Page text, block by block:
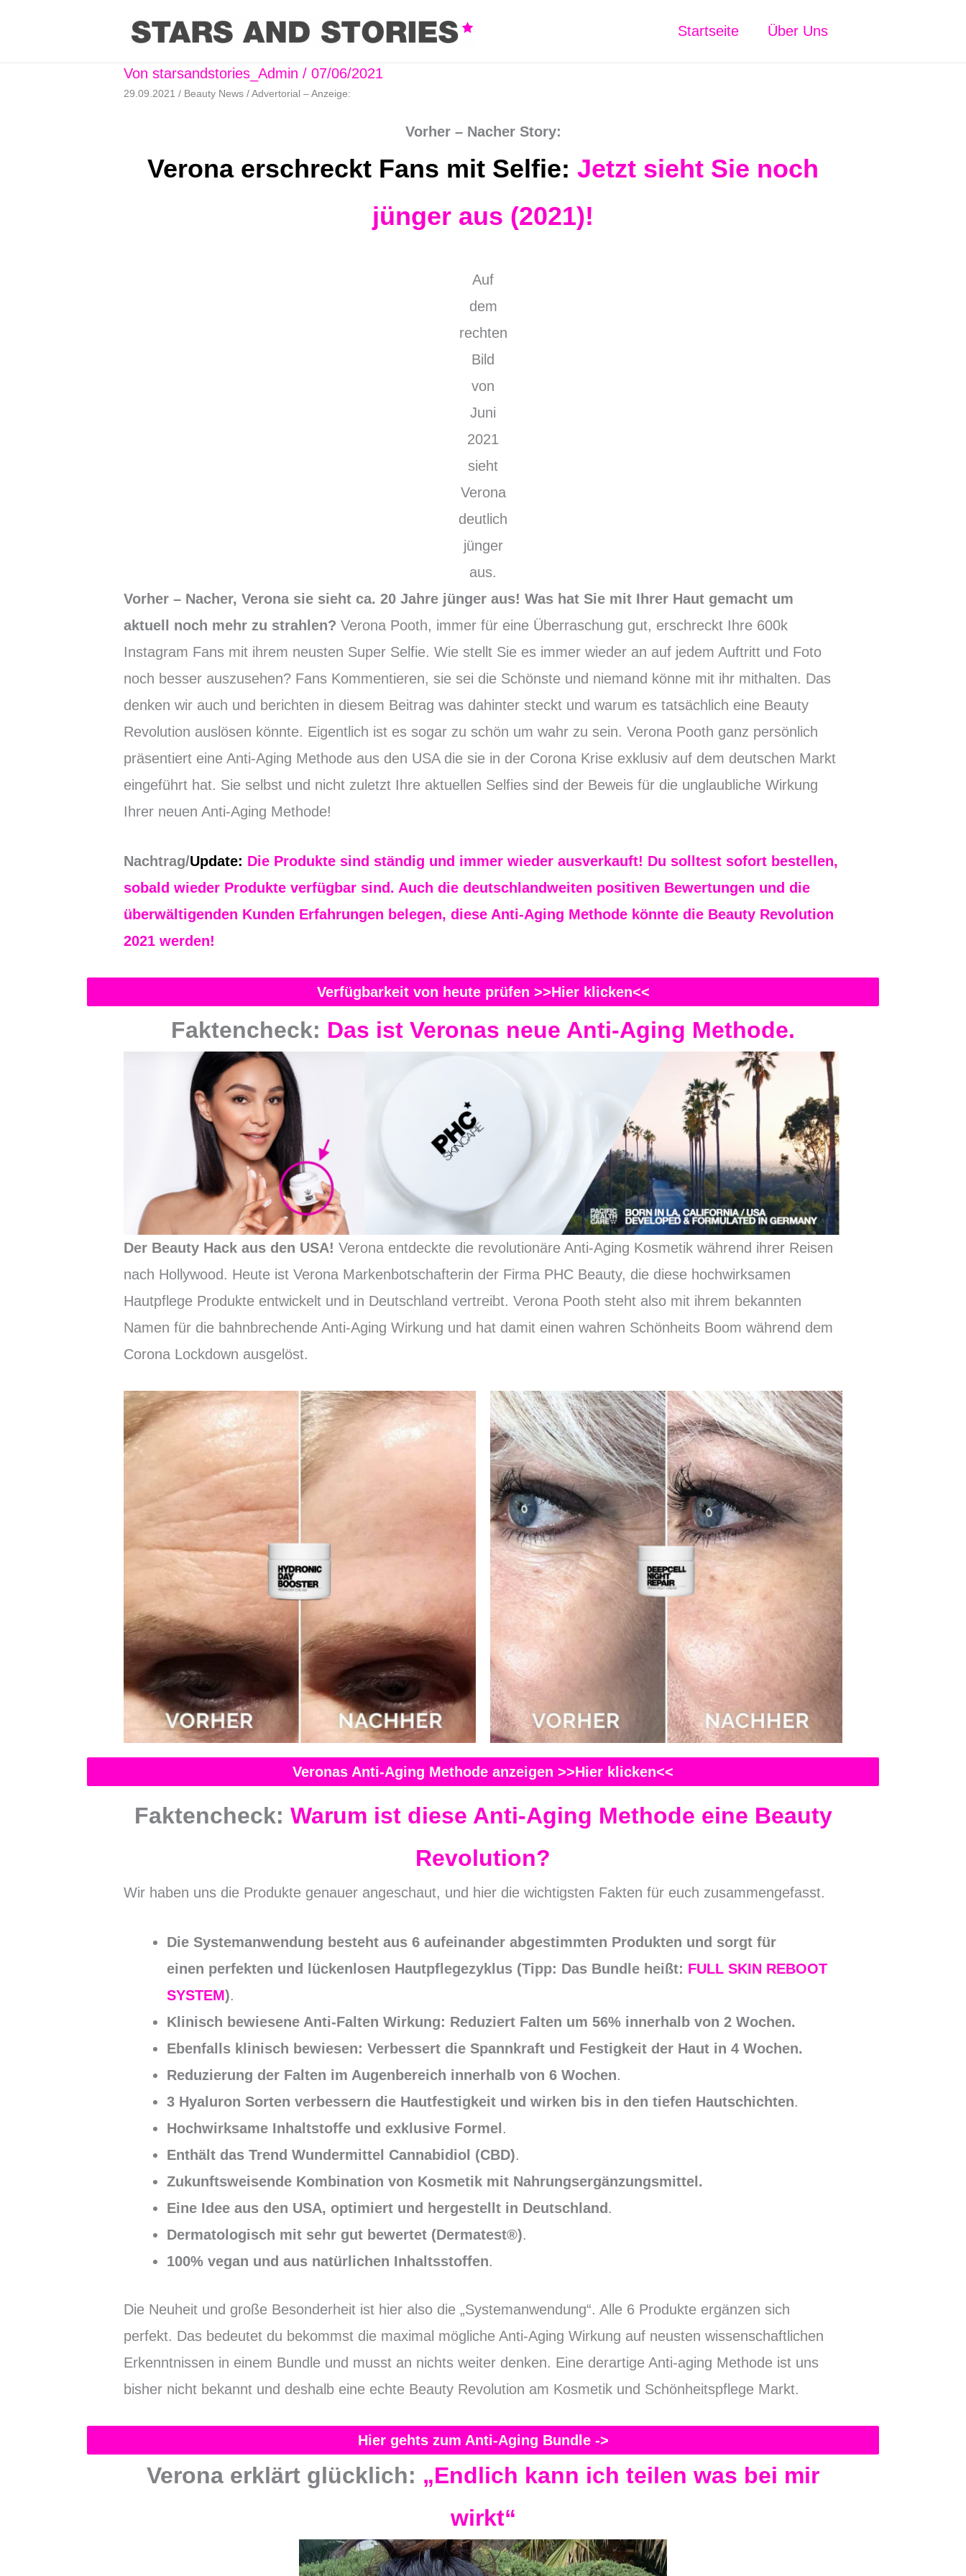
Startseite Über Uns
Von starsandstories_Admin / 07/06/2021
29.09.2021 / Beauty News / Advertorial – Anzeige:
Vorher – Nacher Story:
Verona erschreckt Fans mit Selfie: Jetzt sieht Sie noch
jünger aus (2021)!
Auf
dem
rechten
Bild
von
Juni
2021
sieht
Verona
deutlich
jünger
aus.
Vorher – Nacher, Verona sie sieht ca. 20 Jahre jünger aus! Was hat Sie mit Ihrer Haut gemacht um
aktuell noch mehr zu strahlen? Verona Pooth, immer für eine Überraschung gut, erschreckt Ihre 600k
Instagram Fans mit ihrem neusten Super Selfie. Wie stellt Sie es immer wieder an auf jedem Auftritt und Foto
noch besser auszusehen? Fans Kommentieren, sie sei die Schönste und niemand könne mit ihr mithalten. Das
denken wir auch und berichten in diesem Beitrag was dahinter steckt und warum es tatsächlich eine Beauty
Revolution auslösen könnte. Eigentlich ist es sogar zu schön um wahr zu sein. Verona Pooth ganz persönlich
präsentiert eine Anti-Aging Methode aus den USA die sie in der Corona Krise exklusiv auf dem deutschen Markt
eingeführt hat. Sie selbst und nicht zuletzt Ihre aktuellen Selfies sind der Beweis für die unglaubliche Wirkung
Ihrer neuen Anti-Aging Methode!
Nachtrag/Update: Die Produkte sind ständig und immer wieder ausverkauft! Du solltest sofort bestellen,
sobald wieder Produkte verfügbar sind. Auch die deutschlandweiten positiven Bewertungen und die
überwältigenden Kunden Erfahrungen belegen, diese Anti-Aging Methode könnte die Beauty Revolution
2021 werden!
Verfügbarkeit von heute prüfen >>Hier klicken<<
Faktencheck: Das ist Veronas neue Anti-Aging Methode.
Der Beauty Hack aus den USA! Verona entdeckte die revolutionäre Anti-Aging Kosmetik während ihrer Reisen
nach Hollywood. Heute ist Verona Markenbotschafterin der Firma PHC Beauty, die diese hochwirksamen
Hautpflege Produkte entwickelt und in Deutschland vertreibt. Verona Pooth steht also mit ihrem bekannten
Namen für die bahnbrechende Anti-Aging Wirkung und hat damit einen wahren Schönheits Boom während dem
Corona Lockdown ausgelöst.
Veronas Anti-Aging Methode anzeigen >>Hier klicken<<
Faktencheck: Warum ist diese Anti-Aging Methode eine Beauty
Revolution?
Wir haben uns die Produkte genauer angeschaut, und hier die wichtigsten Fakten für euch zusammengefasst.
Die Systemanwendung besteht aus 6 aufeinander abgestimmten Produkten und sorgt für
einen perfekten und lückenlosen Hautpflegezyklus (Tipp: Das Bundle heißt: FULL SKIN REBOOT
SYSTEM).
Klinisch bewiesene Anti-Falten Wirkung: Reduziert Falten um 56% innerhalb von 2 Wochen.
Ebenfalls klinisch bewiesen: Verbessert die Spannkraft und Festigkeit der Haut in 4 Wochen.
Reduzierung der Falten im Augenbereich innerhalb von 6 Wochen.
3 Hyaluron Sorten verbessern die Hautfestigkeit und wirken bis in den tiefen Hautschichten.
Hochwirksame Inhaltstoffe und exklusive Formel .
Enthält das Trend Wundermittel Cannabidiol (CBD).
Zukunftsweisende Kombination von Kosmetik mit Nahrungsergänzungsmittel.
Eine Idee aus den USA, optimiert und hergestellt in Deutschland .
Dermatologisch mit sehr gut bewertet (Dermatest®).
100% vegan und aus natürlichen Inhaltsstoffen.
Die Neuheit und große Besonderheit ist hier also die „Systemanwendung“. Alle 6 Produkte ergänzen sich
perfekt. Das bedeutet du bekommst die maximal mögliche Anti-Aging Wirkung auf neusten wissenschaftlichen
Erkenntnissen in einem Bundle und musst an nichts weiter denken. Eine derartige Anti-aging Methode ist uns
bisher nicht bekannt und deshalb eine echte Beauty Revolution am Kosmetik und Schönheitspflege Markt.
Hier gehts zum Anti-Aging Bundle ->
Verona erklärt glücklich: „Endlich kann ich teilen was bei mir
wirkt“